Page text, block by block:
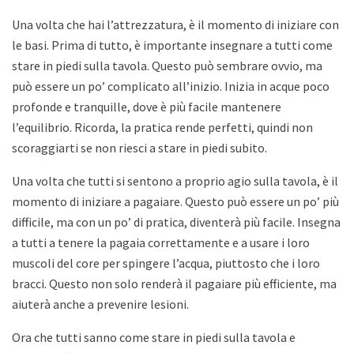
Una volta che hai l’attrezzatura, è il momento di iniziare con
le basi. Prima di tutto, è importante insegnare a tutti come
stare in piedi sulla tavola. Questo può sembrare ovvio, ma
può essere un po’ complicato all’inizio. Inizia in acque poco
profonde e tranquille, dove è più facile mantenere
l’equilibrio. Ricorda, la pratica rende perfetti, quindi non
scoraggiarti se non riesci a stare in piedi subito.
Una volta che tutti si sentono a proprio agio sulla tavola, è il
momento di iniziare a pagaiare. Questo può essere un po’ più
difficile, ma con un po’ di pratica, diventerà più facile. Insegna
a tutti a tenere la pagaia correttamente e a usare i loro
muscoli del core per spingere l’acqua, piuttosto che i loro
bracci. Questo non solo renderà il pagaiare più efficiente, ma
aiuterà anche a prevenire lesioni.
Ora che tutti sanno come stare in piedi sulla tavola e